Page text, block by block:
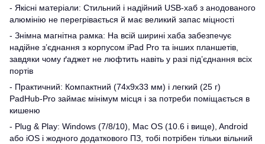
- Якісні матеріали: Стильний і надійний USB-хаб з анодованого
алюмінію не перегрівається й має великий запас міцності
- Знімна магнітна рамка: На всій ширині хаба забезпечує
надійне з’єднання з корпусом iPad Pro та інших планшетів,
завдяки чому ґаджет не люфтить навіть у разі під’єднання всіх
портів
- Практичний: Компактний (74x9x33 мм) і легкий (25 г)
PadHub-Pro займає мінімум місця і за потреби поміщається в
кишеню
- Plug & Play: Windows (7/8/10), Mac OS (10.6 і вище), Android
або iOS і жодного додаткового ПЗ, тобі потрібен тільки вільний